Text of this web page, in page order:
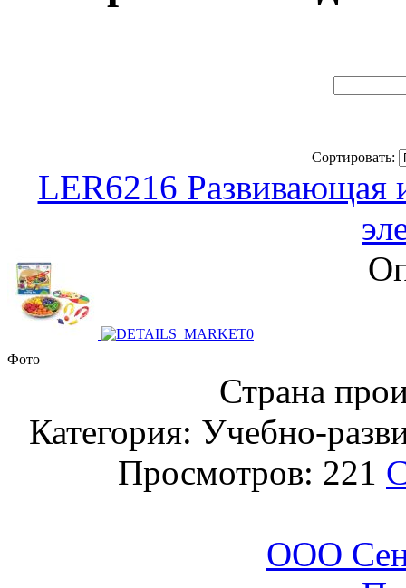
Сортировать:
LER6216
Фото
Страна
Категория: Учебно-
Просмотров: 221
ООО